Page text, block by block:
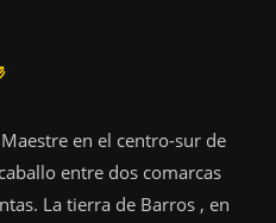
en el centro-sur de
entre dos comarcas
La tierra de Barros , en